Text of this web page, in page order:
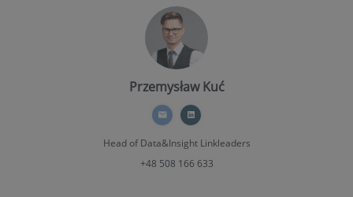
Przemysław Kuć
Head of Data&InsightLinkleaders
+48 508 166 633